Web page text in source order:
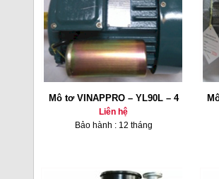
Mô tơ VINAPPRO – YL90L – 4
Liên hệ
Bảo hành : 12 tháng